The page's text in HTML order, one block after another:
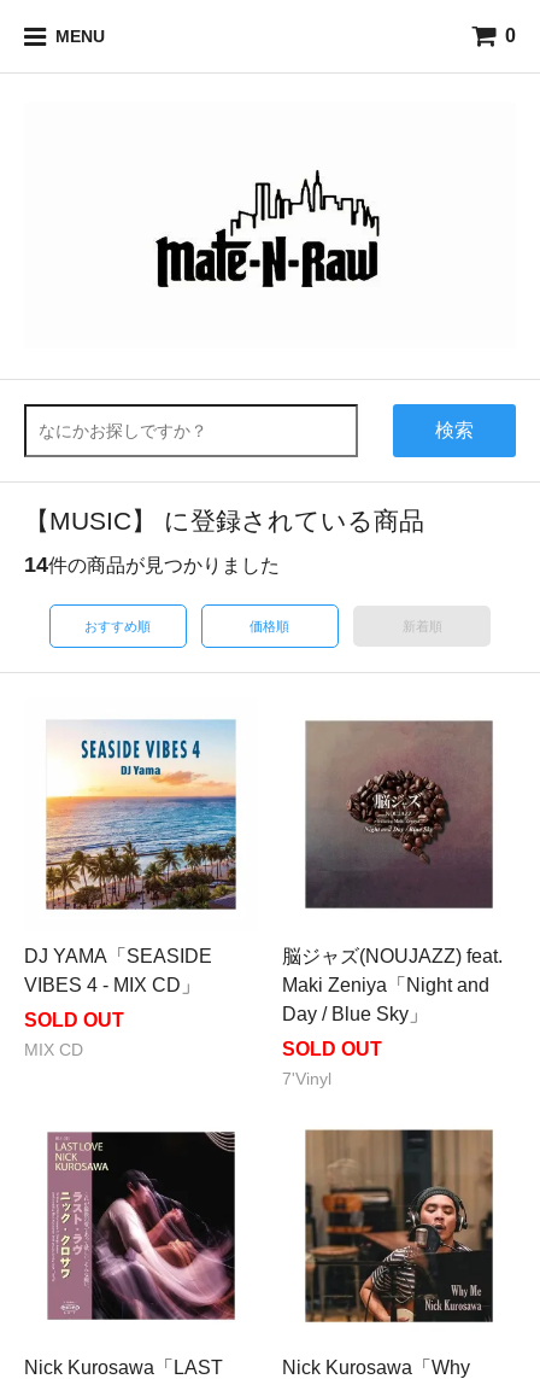
MENU 0
検索
【MUSIC】 に登録されている商品
14件の商品が見つかりました
おすすめ順 価格順 新着順
DJ YAMA「SEASIDE
VIBES 4 - MIX CD」
SOLD OUT
MIX CD
脳ジャズ(NOUJAZZ) feat.
Maki Zeniya「Night and
Day / Blue Sky」
SOLD OUT
7'Vinyl
Nick Kurosawa「LAST
Nick Kurosawa「Why